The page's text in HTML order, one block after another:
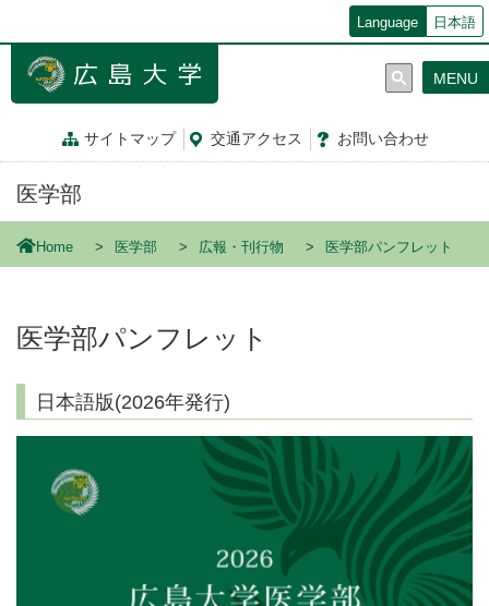
ン
Language 日本語
サイトマップ 交通アクセス お問い合わせ
MENU
医学部
Home 医学部 広報・刊行物 医学部パンフレット
医学部パンフレット
日本語版(2026年発行)